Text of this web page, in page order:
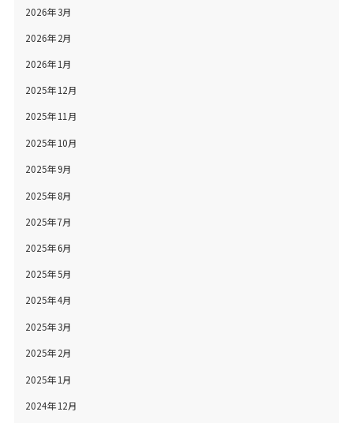
2026年3月
2026年2月
2026年1月
2025年12月
2025年11月
2025年10月
2025年9月
2025年8月
2025年7月
2025年6月
2025年5月
2025年4月
2025年3月
2025年2月
2025年1月
2024年12月